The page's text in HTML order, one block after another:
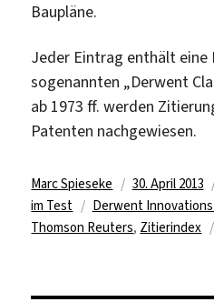
Baupläne.
Jeder Eintrag enthält
sogenannten „Derwent
ab 1973 ff. werden
Patenten nachgewiesen.
Autor
Marc Spieseke
Veröffentlicht
am
30. April 2013
im Test
Schlagwörter
Derwent
Thomson Reuters, Zitierindex